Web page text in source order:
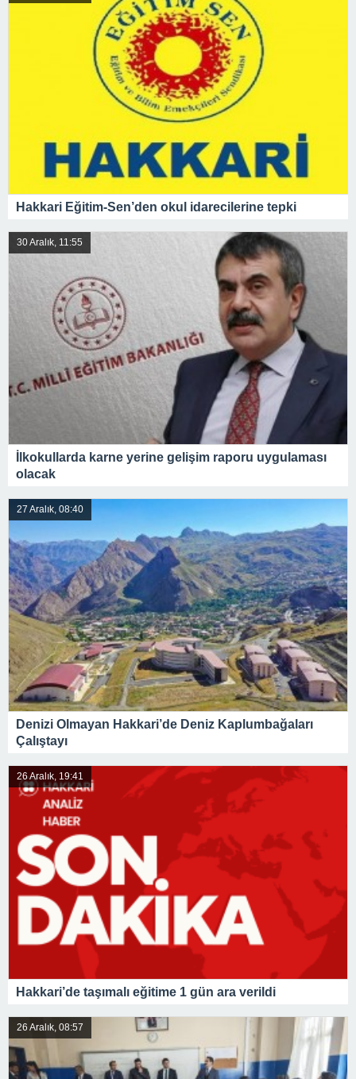
Hakkari Eğitim-Sen’den okul idarecilerine tepki
30 Aralık, 11:55
İlkokullarda karne yerine gelişim raporu uygulaması
olacak
27 Aralık, 08:40
Denizi Olmayan Hakkari’de Deniz Kaplumbağaları
Çalıştayı
26 Aralık, 19:41
Hakkari’de taşımalı eğitime 1 gün ara verildi
26 Aralık, 08:57